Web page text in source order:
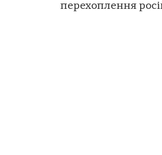
перехоплення